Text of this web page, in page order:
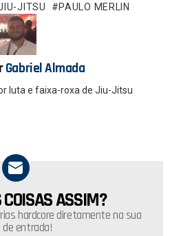
JITSU PAULO MERLIN
Gabriel Almada
luta e faixa-roxa de Jiu-Jitsu
ASSIM?
hardcore diretamente na sua
de entrada!